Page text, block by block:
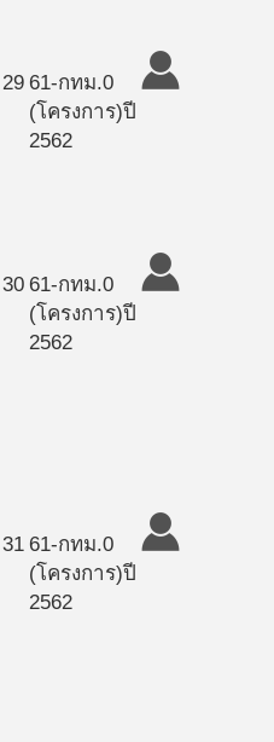
29 61-กทม.0
(โครงการ)ปี
2562
30 61-กทม.0
(โครงการ)ปี
2562
31 61-กทม.0
(โครงการ)ปี
2562